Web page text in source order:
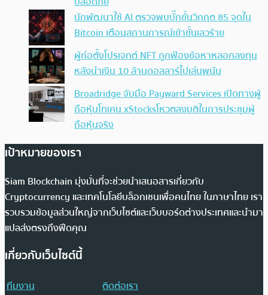
นักพัฒนาใช้ AI ตรวจพบบั๊กขั้นวิกฤต 85 จุดใน
Bitcoin เตือนสถานการณ์เข้าขั้นเลวร้าย
ผู้ก่อตั้งโปรเจกต์ NFT ถูกฟ้องข้อหาหลอกลงทุน
หลังนำเงิน 10 ล้านดอลลาร์ไปเล่นพนัน
Broadridge จับมือ Payward Services เปิดทางผู้
ถือหุ้นโทเคน xStocksโหวตลงมติในการประชุมผู้
ถือหุ้นจริง
เป้าหมายของเรา
Siam Blockchain มุ่งมั่นที่จะช่วยนำเสนอสารเกี่ยวกับ
Cryptocurrency และเทคโนโลยีบล็อกเชนเพื่อคนไทย ในภาษาไทย เรา
รวบรวมข้อมูลส่วนใหญ่จากเว็บไซต์และเว็บบอร์ดต่างประเทศและนำมา
แปลส่งตรงถึงฟีดคุณ
เกี่ยวกับเว็บไซต์นี้
ทีมงาน
ติดต่อเรา